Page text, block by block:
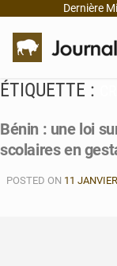
Dernière
ÉTIQUETTE :
Bénin : une loi
scolaires en
POSTED ON 11